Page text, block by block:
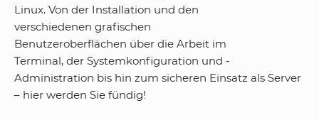
Linux. Von der Installation und den
verschiedenen grafischen
Benutzeroberflächen über die Arbeit im
Terminal, der Systemkonfiguration und -
Administration bis hin zum sicheren Einsatz als Server
– hier werden Sie fündig!